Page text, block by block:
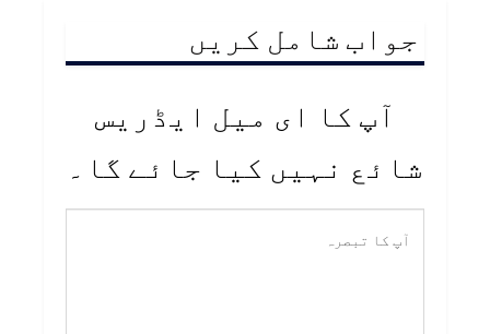
جواب شامل کریں
آپ کا ای میل ایڈریس
شائع نہیں کیا جائے گا۔